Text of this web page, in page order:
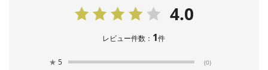
4.0
レビュー件数： 1件
★ 5 (0)